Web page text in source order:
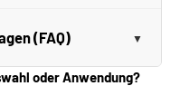
(FAQ)
oder Anwendung?